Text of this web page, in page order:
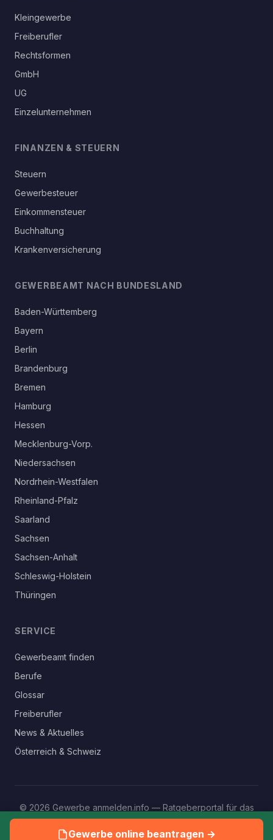
Kleingewerbe
Freiberufler
Rechtsformen
GmbH
UG
Einzelunternehmen
FINANZEN & STEUERN
Steuern
Gewerbesteuer
Einkommensteuer
Buchhaltung
Krankenversicherung
GEWERBEAMT NACH BUNDESLAND
Baden-Württemberg
Bayern
Berlin
Brandenburg
Bremen
Hamburg
Hessen
Mecklenburg-Vorp.
Niedersachsen
Nordrhein-Westfalen
Rheinland-Pfalz
Saarland
Sachsen
Sachsen-Anhalt
Schleswig-Holstein
Thüringen
SERVICE
Gewerbeamt finden
Berufe
Glossar
Freiberufler
News & Aktuelles
Österreich & Schweiz
© 2026 Gewerbe anmelden.info — Ratgeberportal für das
eigene Gewerbe
ImpressumDatenschutz
Gewerbe online beantragen →